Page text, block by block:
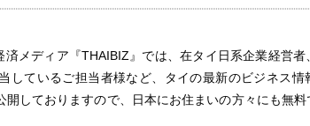
メディア『THAIBIZ』では、在タイ日系企業経営者
しているご担当者様など、タイの最新のビジネス情
開しておりますので、日本にお住まいの方々にも無